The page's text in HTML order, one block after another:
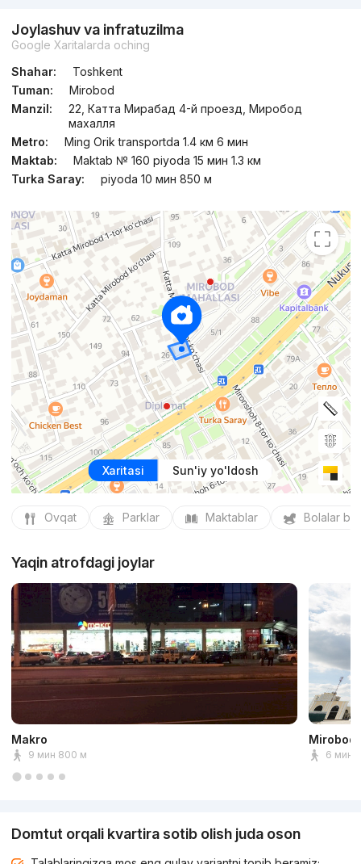
Joylashuv va infratuzilma
Google Xaritalarda oching
Shahar:
Toshkent
Tuman:
Mirobod
Manzil:
22, Катта Мирабад 4-й проезд, Миробод
махалля
Metro:
Ming Orik transportda 1.4 км 6 мин
Maktab:
Maktab № 160 piyoda 15 мин 1.3 км
Turka Saray:
piyoda 10 мин 850 м
Xaritasi Sun'iy yo'ldosh
Ovqat Parklar Maktablar Bolalar
Yaqin atrofdagi joylar
Makro
9 мин 800 м
Mirobod
6 мин
Domtut orqali kvartira sotib olish juda oson